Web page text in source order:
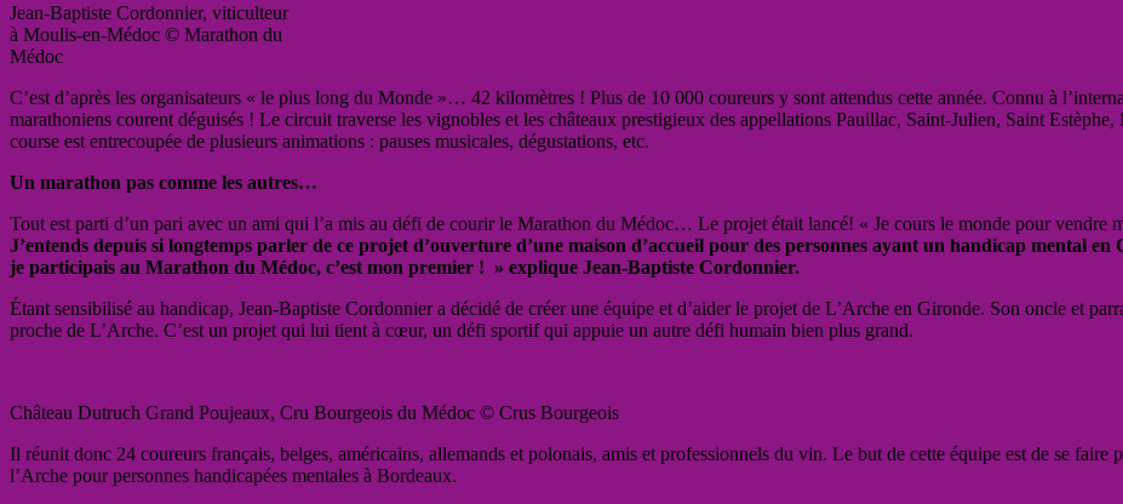
Jean-Baptiste Cordonnier, viticulteur
à Moulis-en-Médoc © Marathon du
Médoc
C’est d’après les organisateurs « le plus long du Monde »… 42 kilomètres ! Plus de 10 000 coureurs y sont attendus cette année. Connu à
marathoniens courent déguisés ! Le circuit traverse les vignobles et les châteaux prestigieux des appellations Pauillac, Saint-Julien, Saint
course est entrecoupée de plusieurs animations : pauses musicales, dégustations, etc.
Un marathon pas comme les autres…
Tout est parti d’un pari avec un ami qui l’a mis au défi de courir le Marathon du Médoc… Le projet était lancé! « Je cours le monde pour vendre
J’entends depuis si longtemps parler de ce projet d’ouverture d’une maison d’accueil pour des personnes ayant un handicap mental
je participais au Marathon du Médoc, c’est mon premier ! » explique Jean-Baptiste Cordonnier.
Étant sensibilisé au handicap, Jean-Baptiste Cordonnier a décidé de créer une équipe et d’aider le projet de L’Arche en Gironde. Son oncle et
proche de L’Arche. C’est un projet qui lui tient à cœur, un défi sportif qui appuie un autre défi humain bien plus grand.
Château Dutruch Grand Poujeaux, Cru Bourgeois du Médoc © Crus Bourgeois
Il réunit donc 24 coureurs français, belges, américains, allemands et polonais, amis et professionnels du vin. Le but de cette équipe est de se
l’Arche pour personnes handicapées mentales à Bordeaux.